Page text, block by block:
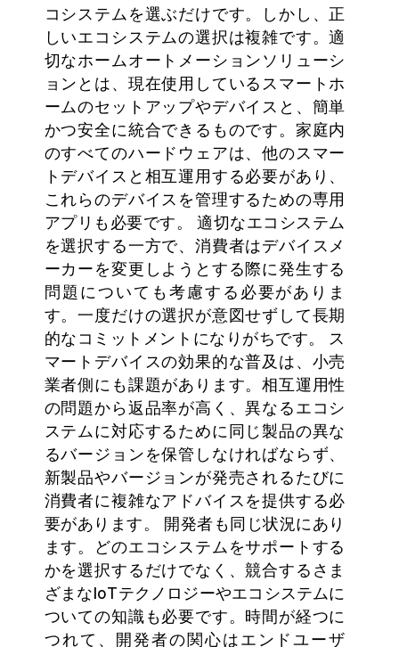
コシステムを選ぶだけです。しかし、正
しいエコシステムの選択は複雑です。適
切なホームオートメーションソリューシ
ョンとは、現在使用しているスマートホ
ームのセットアップやデバイスと、簡単
かつ安全に統合できるものです。家庭内
のすべてのハードウェアは、他のスマー
トデバイスと相互運用する必要があり、
これらのデバイスを管理するための専用
アプリも必要です。 適切なエコシステム
を選択する一方で、消費者はデバイスメ
ーカーを変更しようとする際に発生する
問題についても考慮する必要がありま
す。一度だけの選択が意図せずして長期
的なコミットメントになりがちです。 ス
マートデバイスの効果的な普及は、小売
業者側にも課題があります。相互運用性
の問題から返品率が高く、異なるエコシ
ステムに対応するために同じ製品の異な
るバージョンを保管しなければならず、
新製品やバージョンが発売されるたびに
消費者に複雑なアドバイスを提供する必
要があります。 開発者も同じ状況にあり
ます。どのエコシステムをサポートする
かを選択するだけでなく、競合するさま
ざまなIoTテクノロジーやエコシステムに
ついての知識も必要です。時間が経つに
つれて、開発者の関心はエンドユーザ